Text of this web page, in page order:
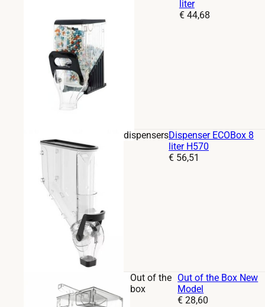
liter
Prijs:
€44,68
dispensersDispenser ECOBox 8
liter H570
Prijs:
€ 56,51
Out of the
box
Out of the Box New
Model
Prijs:
€ 28,60